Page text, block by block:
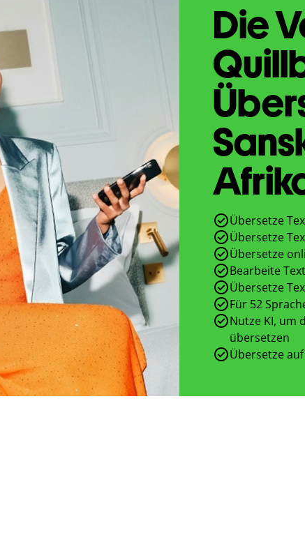
Die
Übersetze
Übersetze
Übersetze
Bearbeite
Übersetze
Für 52
Nutze KI, um
übersetzen
Übersetze